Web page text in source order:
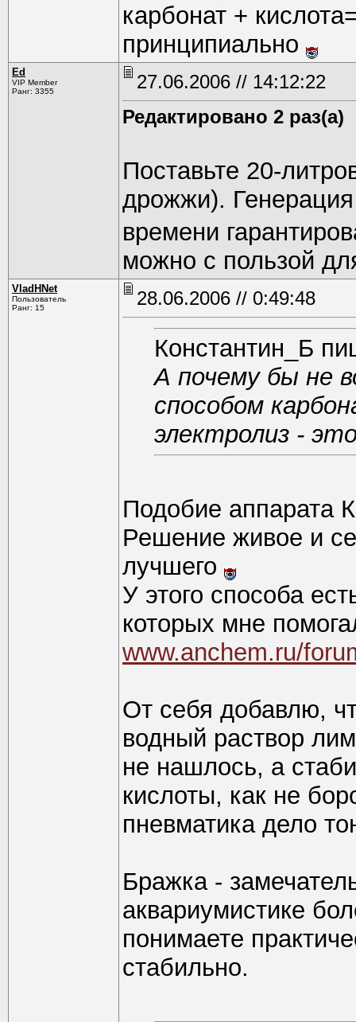
карбонат +
принципиально
Ed
VIP Member
Ранг: 3355
27.06.2006 // 14:12:22
Редактировано 2 раз(а)
Поставьте 20-
дрожжи).
времени
можно с пользой
VladHNet
Пользователь
Ранг: 15
28.06.2006 // 0:49:48
Константин_Б
А почему бы не
способом
электролиз -
Подобие аппарата
Решение живое и
лучшего
У этого способа
которых мне
www.anchem.ru/
От себя добавлю,
водный раствор
не нашлось, а
кислоты, как не
пневматика дело
Бражка -
аквариумистике
понимаете
стабильно.